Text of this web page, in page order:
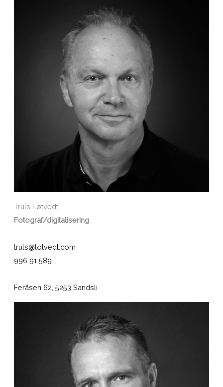
Truls Løtvedt
Fotograf/digitalisering
truls@lotvedt.com
996 91 589
Feråsen 62, 5253 Sandsli